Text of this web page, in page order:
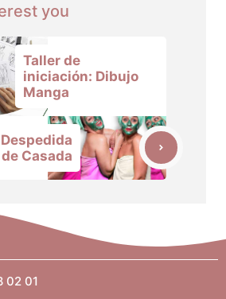
you
Taller de
iniciación: Dibujo
Manga
de Casada
02 01